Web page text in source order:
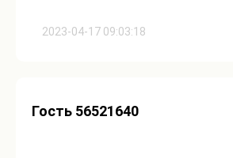
2023-04-17 09:03:18
Гость 56521640